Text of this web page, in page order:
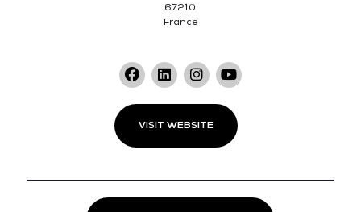
67210
France
VISIT WEBSITE